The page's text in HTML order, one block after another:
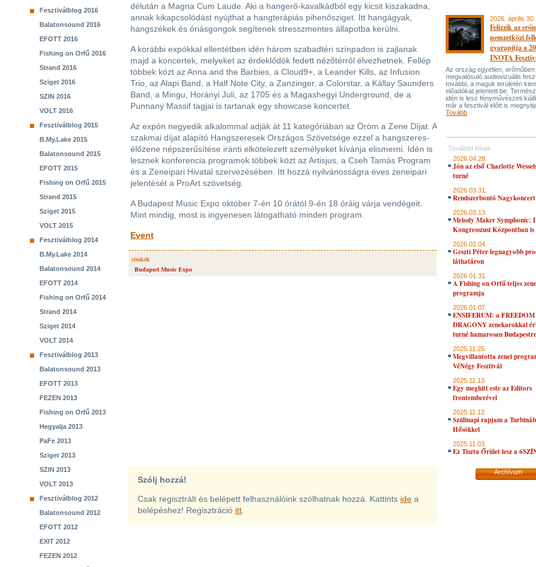
Fesztiválblog 2016
Balatonsound 2016
EFOTT 2016
Fishing on Orfű 2016
Strand 2016
Sziget 2016
SZIN 2016
VOLT 2016
Fesztiválblog 2015
B.My.Lake 2015
Balatonsound 2015
EFOTT 2015
Fishing on Orfű 2015
Strand 2015
Sziget 2015
VOLT 2015
Fesztiválblog 2014
B.My.Lake 2014
Balatonsound 2014
EFOTT 2014
Fishing on Orfű 2014
Strand 2014
Sziget 2014
VOLT 2014
Fesztiválblog 2013
Balatonsound 2013
EFOTT 2013
FEZEN 2013
Fishing on Orfű 2013
Hegyalja 2013
PaFe 2013
Sziget 2013
SZIN 2013
VOLT 2013
Fesztiválblog 2012
Balatonsound 2012
EFOTT 2012
EXIT 2012
FEZEN 2012
délután a Magna Cum Laude. Aki a hangerő-kavalkádból egy kicsit kiszakadna,
annak kikapcsolódást nyújthat a hangterápiás pihenősziget. Itt hangágyak,
hangszékek és óriásgongok segítenek stresszmentes állapotba kerülni.
A korábbi expókkal ellentétben idén három szabadtéri színpadon is zajlanak
majd a koncertek, melyeket az érdeklődök fedett nézőtérről élvezhetnek. Fellép
többek közt az Anna and the Barbies, a Cloud9+, a Leander Kills, az Infusion
Trio, az Alapi Band, a Half Note City, a Zanzinger, a Colorstar, a Kállay Saunders
Band, a Mingu, Horányi Juli, az 1705 és a Magashegyi Underground, de a
Punnany Massif tagjai is tartanak egy showcase koncertet.
Az expón negyedik alkalommal adják át 11 kategóriában az Öröm a Zene Díjat. A
szakmai díjat alapító Hangszeresek Országos Szövetsége ezzel a hangszeres-
élőzene népszerűsítése iránti elkötelezett személyeket kívánja elismerni. Idén is
lesznek konferencia programok többek közt az Artisjus, a Cseh Tamás Program
és a Zeneipari Hivatal szervezésében. Itt hozzá nyilvánosságra éves zeneipari
jelentését a ProArt szövetség.
A Budapest Music Expo október 7-én 10 órától 9-én 18 óráig várja vendégeit.
Mint mindig, most is ingyenesen látogatható minden program.
Event
cimkék
Budapest Music Expo
Szólj hozzá!
Csak regisztrált és belépett felhasználóink szólhatnak hozzá. Kattints ide a
belépéshez! Regisztráció itt
2026. április 30.
Felizzik az
nemzetközi
gyarapítja a
INOTA
Az ország egyetlen, erőműben
megvalósuló audiovizuális
további, a maguk területén
előadókat jelentett be.
idén is lesz fényművészeti
már a fesztivál előtt is
Tovább
További hírek
2026.04.28.
Jön az első Charlotte
turné
2026.03.31.
Rendszerbontó Nagykoncert
2026.03.13.
Melody Maker Symphonic:
Kongresszusi Központban is
2026.02.04.
Geszti Péter legnagyobb
láthatáron
2026.01.31.
A Fishing on Orfű teljes
programja
2026.01.07.
ENSIFERUM: a
DRAGONY zenekarokkal
turné hamarosan Budapestre
2025.11.25.
Megvillantotta zenei
VéNégy Fesztivál
2025.11.13.
Egy meghitt este az Editors
frontemberével
2025.11.12.
Szülinapi rapjam a
Hősökkel
2025.11.03.
Ez Tiszta Őrület lesz a
Archívum